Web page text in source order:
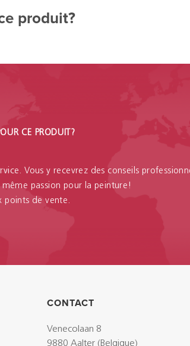
produit?
CE PRODUIT?
Vous y recevrez des conseils
passion pour la peinture!
points de vente.
CONTACT
Venecolaan 8
9880 Aalter (Belgique)